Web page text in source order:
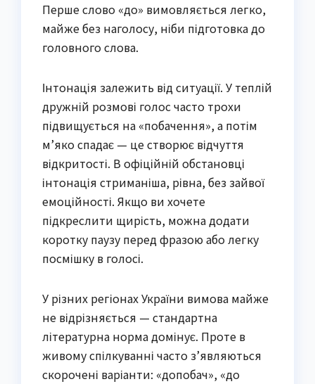
Перше слово «до» вимовляється легко,
майже без наголосу, ніби підготовка до
головного слова.
Інтонація залежить від ситуації. У теплій
дружній розмові голос часто трохи
підвищується на «побачення», а потім
м’яко спадає — це створює відчуття
відкритості. В офіційній обстановці
інтонація стриманіша, рівна, без зайвої
емоційності. Якщо ви хочете
підкреслити щирість, можна додати
коротку паузу перед фразою або легку
посмішку в голосі.
У різних регіонах України вимова майже
не відрізняється — стандартна
літературна норма домінує. Проте в
живому спілкуванні часто з’являються
скорочені варіанти: «допобач», «до